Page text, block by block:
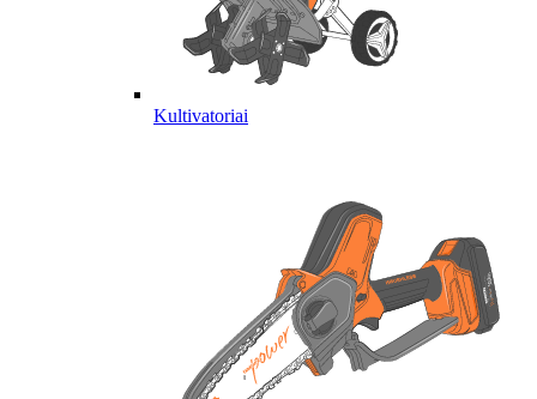
Kultivatoriai